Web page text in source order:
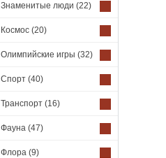
Знаменитые люди (22)
Космос (20)
Олимпийские игры (32)
Спорт (40)
Транспорт (16)
Фауна (47)
Флора (9)